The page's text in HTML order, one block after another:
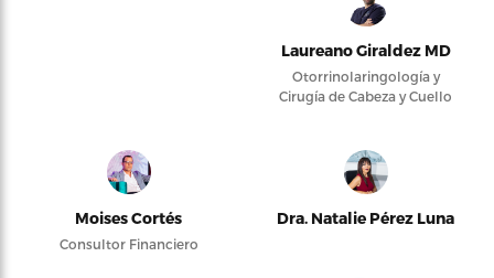
Laureano Giraldez MD
Otorrinolaringología y
Cirugía de Cabeza y Cuello
Moises Cortés
Consultor Financiero
Dra. Natalie Pérez Luna